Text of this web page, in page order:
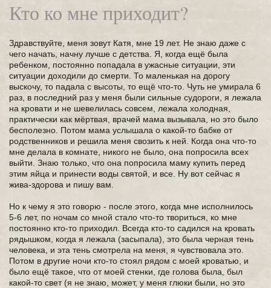
Кто ко мне приходит?
Здравствуйте, меня зовут Катя, мне 19 лет. Не знаю даже с
чего начать, начну лучше с детства. Я, когда ещё была
ребенком, постоянно попадала в ужасные ситуации, эти
ситуации доходили до смерти. То маленькая на дорогу
выскочу, то падала с высоты, то ещё что-то. Чуть не умирала 6
раз, в последний раз у меня были сильные судороги, я лежала
на кровати и не шевелилась совсем, лежала холодная,
практически как мёртвая, врачей мама вызывала, но это было
бесполезно. Потом мама услышала о какой-то бабке от
родственников и решила меня свозить к ней. Когда она что-то
мне делала в комнате, никого не было, она попросила всех
выйти. Знаю только, что она попросила маму купить перед
этим яйца и принести воды святой, и все. Ну вот сейчас я
жива-здорова и пишу вам.
Но к чему я это говорю - после этого, когда мне исполнилось
5-6 лет, по ночам со мной стало что-то твориться, ко мне
постоянно кто-то приходил. Всегда кто-то садился на кровать
рядышком, когда я лежала (засыпала), это была черная тень
человека, и эта тень смотрела на меня, я чувствовала это.
Потом в другие ночи кто-то стоял рядом с моей кроватью, и
было ещё такое, что от моей стенки, где голова была, был
какой-то свет (я не знаю, может, у меня глюки были, но это